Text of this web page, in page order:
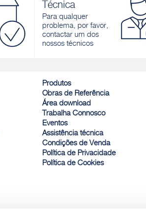
Descobrir
Técnica
Para qualquer
problema, por favor,
contactar um dos
nossos técnicos
Produtos
Obras de Referência
Área download
Trabalha Connosco
Eventos
Assistência técnica
Condições de Venda
Política de Privacidade
Política de Cookies